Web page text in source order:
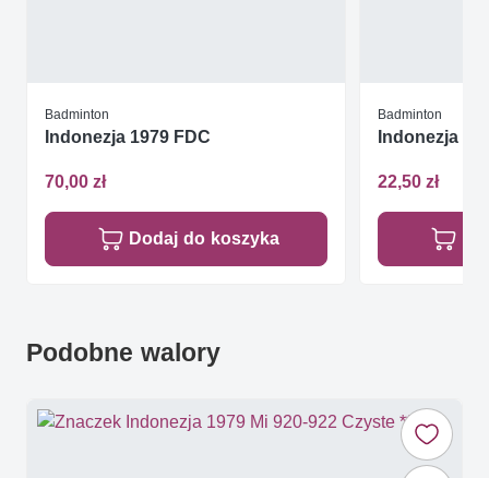
Badminton
Indonezja 1979 FDC
70,00 zł
Dodaj do koszyka
Badminton
Indonezja
22,50 zł
Podobne walory